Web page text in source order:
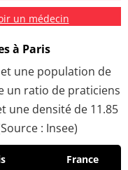
un médecin
à Paris
une population de
un ratio de praticiens
une densité de 11.85
: Insee)
France